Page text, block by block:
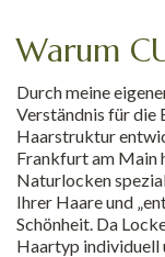
Warum
Durch meine
Verständnis für die
Haarstruktur
Frankfurt am Main
Naturlocken
Ihrer Haare und
Schönheit. Da
Haartyp individuell